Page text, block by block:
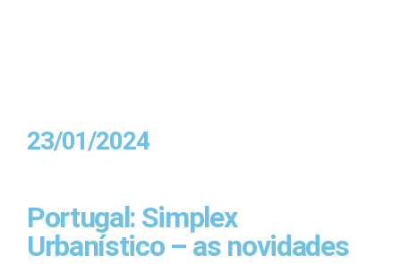
23/01/2024
Portugal: Simplex
Urbanístico – as novidades